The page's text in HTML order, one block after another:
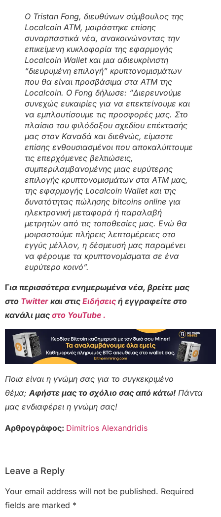
Ο Tristan Fong, διευθύνων σύμβουλος της
Localcoin ATM, μοιράστηκε επίσης
συναρπαστικά νέα, ανακοινώνοντας την
επικείμενη κυκλοφορία της εφαρμογής
Localcoin Wallet και μια αδιευκρίνιστη
“διευρυμένη επιλογή” κρυπτονομισμάτων
που θα είναι προσβάσιμα στα ATM της
Localcoin. Ο Fong δήλωσε: “Διερευνούμε
συνεχώς ευκαιρίες για να επεκτείνουμε και
να εμπλουτίσουμε τις προσφορές μας. Στο
πλαίσιο του φιλόδοξου σχεδίου επέκτασής
μας στον Καναδά και διεθνώς, είμαστε
επίσης ενθουσιασμένοι που αποκαλύπτουμε
τις επερχόμενες βελτιώσεις,
συμπεριλαμβανομένης μιας ευρύτερης
επιλογής κρυπτονομισμάτων στα ATM μας,
της εφαρμογής Localcoin Wallet και της
δυνατότητας πώλησης bitcoins online για
ηλεκτρονική μεταφορά ή παραλαβή
μετρητών από τις τοποθεσίες μας. Ενώ θα
μοιραστούμε πλήρεις λεπτομέρειες στο
εγγύς μέλλον, η δέσμευσή μας παραμένει
να φέρουμε τα κρυπτονομίσματα σε ένα
ευρύτερο κοινό”.
Για περισσότερα ενημερωμένα νέα, βρείτε μας
στο Twitter και στις Ειδήσεις ή εγγραφείτε στο
κανάλι μας στο YouTube .
Ποια είναι η γνώμη σας για το συγκεκριμένο
θέμα;Αφήστε μας το σχόλιο σας από κάτω! Πάντα
μας ενδιαφέρει η γνώμη σας!
Αρθρογράφος: Dimitrios Alexandridis
Leave a Reply
Your email address will not be published. Required
fields are marked *